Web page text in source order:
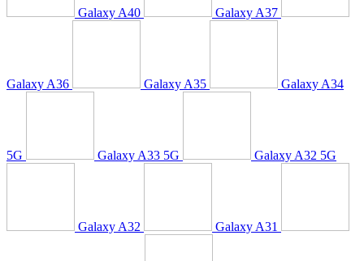
Galaxy A40 Galaxy A37
Galaxy A36 Galaxy A35 Galaxy A34
5G Galaxy A33 5G Galaxy A32 5G
Galaxy A32 Galaxy A31